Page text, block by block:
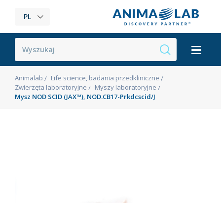
PL
Animalab
Life science, badania przedkliniczne
Zwierzęta laboratoryjne
Myszy laboratoryjne
Mysz NOD SCID (JAX™), NOD.CB17-Prkdcscid/J